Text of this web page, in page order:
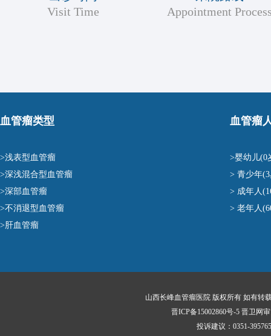
Visit Time
Appointment
血管瘤类型
>浅表型血管瘤
>深浅混合型血管瘤
>深部血管瘤
>不消退型血管瘤
>肝血管瘤
血管瘤
>婴幼儿(0
> 青少年
> 成年人
> 老年人
山西长峰血管瘤医院 版权所有 如有转
晋ICP备15002860号-5晋卫网审
投诉建议：0351-